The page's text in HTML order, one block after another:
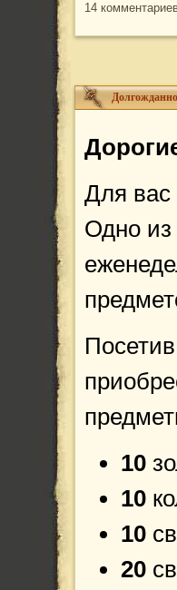
14
Для вас
Одно из
10
10
10
20